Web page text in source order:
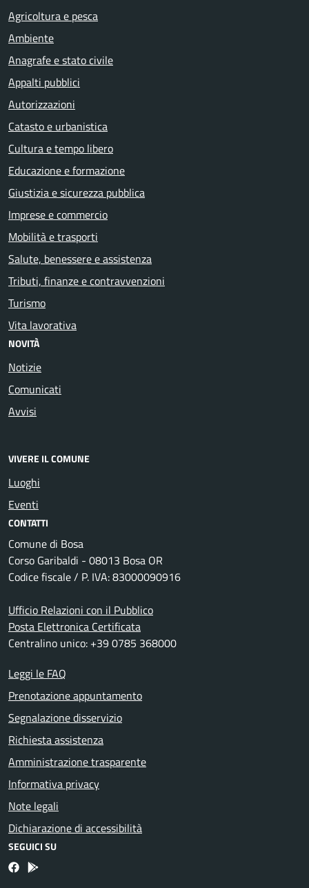
Agricoltura e pesca
Ambiente
Anagrafe e stato civile
Appalti pubblici
Autorizzazioni
Catasto e urbanistica
Cultura e tempo libero
Educazione e formazione
Giustizia e sicurezza pubblica
Imprese e commercio
Mobilità e trasporti
Salute, benessere e assistenza
Tributi, finanze e contravvenzioni
Turismo
Vita lavorativa
NOVITÀ
Notizie
Comunicati
Avvisi
VIVERE IL COMUNE
Luoghi
Eventi
CONTATTI
Comune di Bosa
Corso Garibaldi - 08013 Bosa OR
Codice fiscale / P. IVA: 83000090916
Ufficio Relazioni con il Pubblico
Posta Elettronica Certificata
Centralino unico: +39 0785 368000
Leggi le FAQ
Prenotazione appuntamento
Segnalazione disservizio
Richiesta assistenza
Amministrazione trasparente
Informativa privacy
Note legali
Dichiarazione di accessibilità
SEGUICI SU
FacebookBosa inApp